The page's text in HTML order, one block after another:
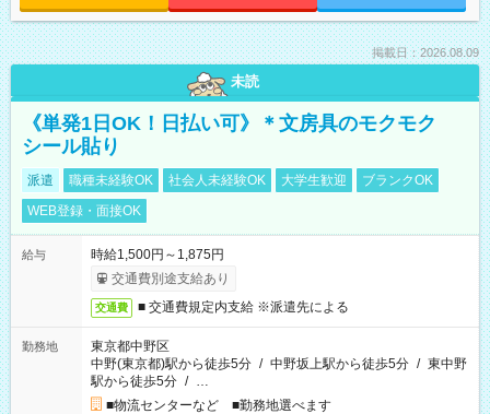
掲載日：2026.08.09
未読
《単発1日OK！日払い可》＊文房具のモクモク
シール貼り
派遣 職種未経験OK 社会人未経験OK 大学生歓迎
ブランクOK
WEB登録・面接OK
給与
時給1,500円～1,875円
交通費別途支給あり
交通費 ■ 交通費規定内支給 ※派遣先による
勤務地
東京都中野区
中野(東京都)駅から徒歩5分 / 中野坂上駅から徒歩5分 / 東中野
駅から徒歩5分 / …
■物流センターなど ■勤務地選べます